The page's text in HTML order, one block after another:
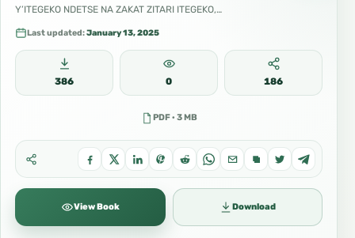
Y’ITEGEKO NDETSE NA ZAKAT ZITARI ITEGEKO,…
Last updated:January 13, 2025
386 0 186
PDF · 3 MB
View Book Download